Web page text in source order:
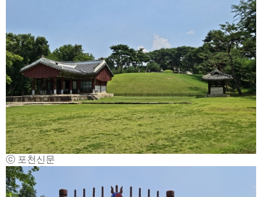
ⓒ 포천신문